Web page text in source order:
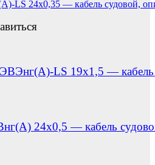
24х0,35 — кабель судовой,
LS 19х1,5 — кабель
24х0,5 — кабель